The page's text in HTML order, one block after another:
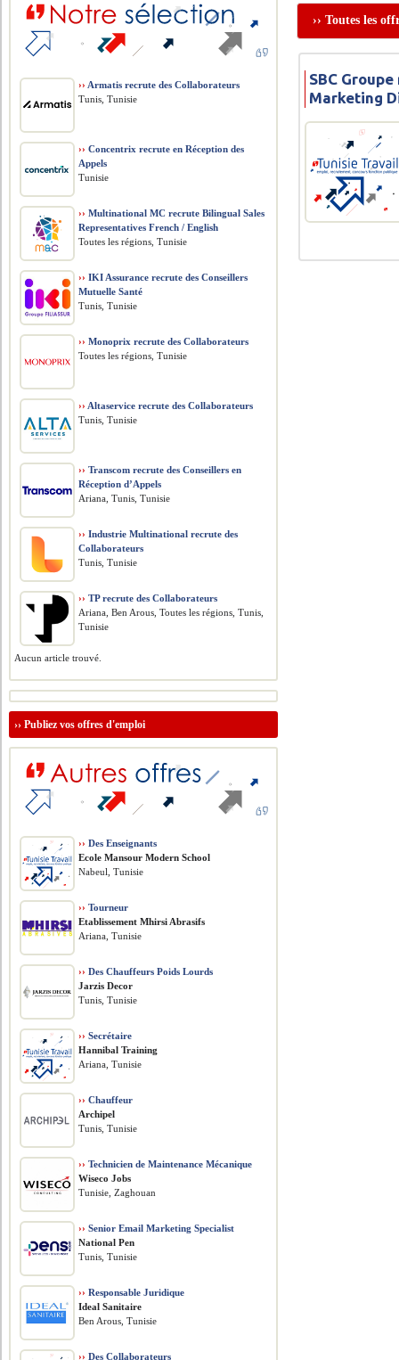
›› Toutes les
SBC
Marketing
›› Armatis recrute des Collaborateurs
Tunis, Tunisie
›› Concentrix recrute en Réception des
Appels
Tunisie
›› Multinational MC recrute Bilingual Sales
Representatives French / English
Toutes les régions, Tunisie
›› IKI Assurance recrute des Conseillers
Mutuelle Santé
Tunis, Tunisie
›› Monoprix recrute des Collaborateurs
Toutes les régions, Tunisie
›› Altaservice recrute des Collaborateurs
Tunis, Tunisie
›› Transcom recrute des Conseillers en
Réception d’Appels
Ariana, Tunis, Tunisie
›› Industrie Multinational recrute des
Collaborateurs
Tunis, Tunisie
›› TP recrute des Collaborateurs
Ariana, Ben Arous, Toutes les régions, Tunis,
Tunisie
Aucun article trouvé.
››Publiez vos offres d'emploi
›› Des Enseignants
Ecole Mansour Modern School
Nabeul, Tunisie
›› Tourneur
Etablissement Mhirsi Abrasifs
Ariana, Tunisie
›› Des Chauffeurs Poids Lourds
Jarzis Decor
Tunis, Tunisie
›› Secrétaire
Hannibal Training
Ariana, Tunisie
›› Chauffeur
Archipel
Tunis, Tunisie
›› Technicien de Maintenance Mécanique
Wiseco Jobs
Tunisie, Zaghouan
›› Senior Email Marketing Specialist
National Pen
Tunis, Tunisie
›› Responsable Juridique
Ideal Sanitaire
Ben Arous, Tunisie
›› Des Collaborateurs